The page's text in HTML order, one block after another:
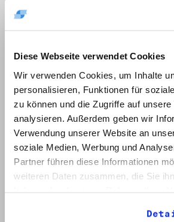
Diese Webseite verwendet Cookies
Wir verwenden Cookies, um Inhalte
personalisieren, Funktionen für
zu können und die Zugriffe auf
analysieren. Außerdem geben wir
Verwendung unserer Website an
soziale Medien, Werbung und
Partner führen diese Informationen
weiteren Daten zusammen, die Sie
zur
den Staatsvertrag II
deutschen Einheit,
Gemeinsame Erklärung
Staatsvertrag der
Bündnis 90/Grüne in
Volkskammer und der
Bundestag, Juni 1990
Umfang:
1 Bd.